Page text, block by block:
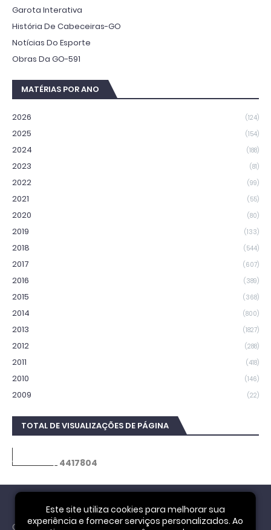
Garota Interativa
História De Cabeceiras-GO
Notícias Do Esporte
Obras Da GO-591
MATÉRIAS POR ANO
2026 (124)
2025 (154)
2024 (188)
2023 (81)
2022 (99)
2021 (55)
2020 (80)
2019 (133)
2018 (544)
2017 (607)
2016 (389)
2015 (368)
2014 (800)
2013 (1827)
2012 (288)
2011 (418)
2010 (146)
2009 (22)
TOTAL DE VISUALIZAÇÕES DE PÁGINA
4417804
Cookie Notice
Este site utiliza cookies para melhorar sua
experiência e fornecer serviços personalizados. Ao